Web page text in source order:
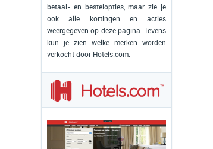
betaal- en bestelopties, maar zie je
ook alle kortingen en acties
weergegeven op deze pagina. Tevens
kun je zien welke merken worden
verkocht door Hotels.com.